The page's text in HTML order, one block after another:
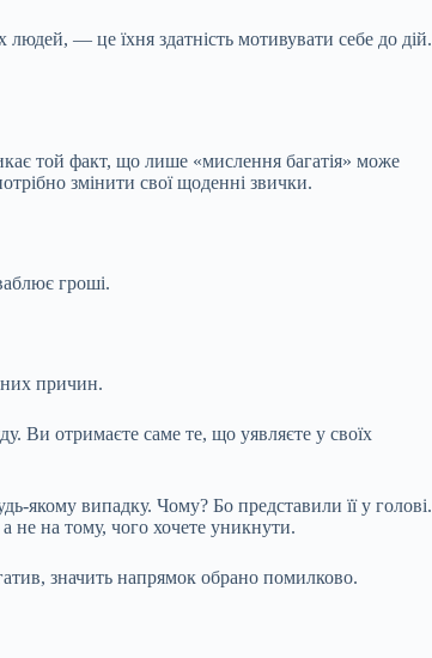
— це їхня здатність мотивувати себе до дій.
той факт, що лише «мислення багатія» може
змінити свої щоденні звички.
гроші.
причин.
Ви отримаєте саме те, що уявляєте у своїх
якому випадку. Чому? Бо представили її у голові.
не на тому, чого хочете уникнути.
значить напрямок обрано помилково.